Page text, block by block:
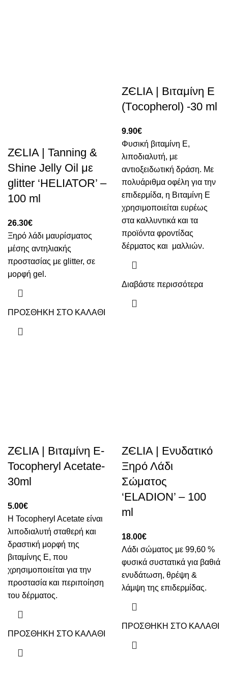
ZЄLIA | Tanning &
Shine Jelly Oil με
glitter ‘HELIATOR’ –
100 ml
26.30€
Ξηρό λάδι μαυρίσματος
μέσης αντηλιακής
προστασίας με glitter, σε
μορφή gel.
ΠΡΟΣΘΗΚΗ ΣΤΟ ΚΑΛΑΘΙ
ZЄLIA | Βιταμίνη Ε
(Τocopherol) -30 ml
9.90€
Φυσική βιταμίνη Ε,
λιποδιαλυτή, με
αντιοξειδωτική δράση. Με
πολυάριθμα οφέλη για την
επιδερμίδα, η Βιταμίνη Ε
χρησιμοποιείται ευρέως
στα καλλυντικά και τα
προϊόντα φροντίδας
δέρματος και μαλλιών.
Διαβάστε περισσότερα
ZЄLIA | Βιταμίνη Ε-
Tocopheryl Acetate-
30ml
5.00€
Η Tocopheryl Acetate είναι
λιποδιαλυτή σταθερή και
δραστική μορφή της
βιταμίνης Ε, που
χρησιμοποιείται για την
προστασία και περιποίηση
του δέρματος.
ΠΡΟΣΘΗΚΗ ΣΤΟ ΚΑΛΑΘΙ
ZЄLIA | Ενυδατικό
Ξηρό Λάδι
Σώματος
‘ELADION’ – 100
ml
18.00€
Λάδι σώματος με 99,60 %
φυσικά συστατικά για βαθιά
ενυδάτωση, θρέψη &
λάμψη της επιδερμίδας.
ΠΡΟΣΘΗΚΗ ΣΤΟ ΚΑΛΑΘΙ